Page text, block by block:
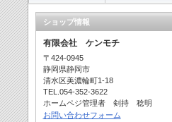
ショップ情報
有限会社 ケンモチ
〒424-0945
静岡県静岡市
清水区美濃輪町1-18
TEL.054-352-3622
ホームペジ管理者 剣持 稔明
お問い合わせフォーム